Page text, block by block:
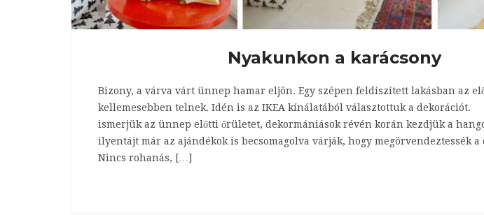
Nyakunkon a karácsony
Bizony, a várva várt ünnep hamar eljön. Egy szépen feldíszített lakásban az
kellemesebben telnek. Idén is az IKEA kínálatából választottuk a
ismerjük az ünnep előtti őrületet, dekormániások révén korán kezdjük a
ilyentájt már az ajándékok is becsomagolva várják, hogy megörvendeztessék a
Nincs rohanás, […]